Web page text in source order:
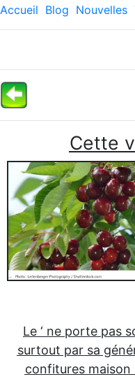
Accueil Blog Nouvelles
Cette
Le ‘ ne porte pas
surtout par sa
confitures maison